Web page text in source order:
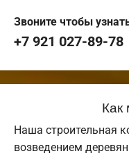
Звоните чтобы
+7 921 027-89-78
Наша строительная
возведением